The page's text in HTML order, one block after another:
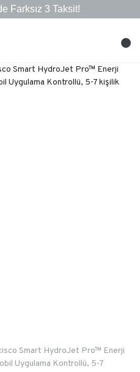
Farksız 3 Taksit!